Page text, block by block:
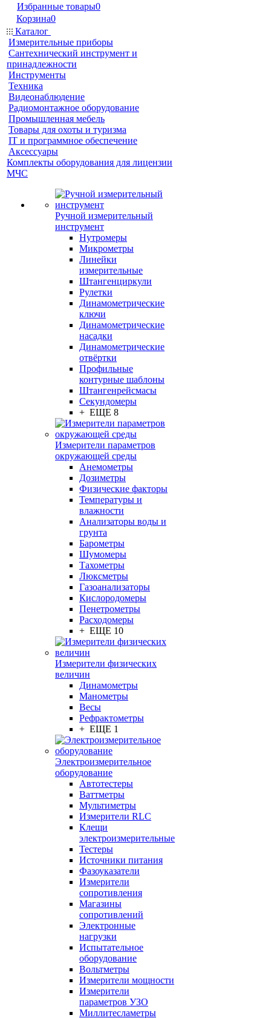
Избранные товары0
Корзина0
Каталог
Измерительные приборы
Сантехнический инструмент и
принадлежности
Инструменты
Техника
Видеонаблюдение
Радиомонтажное оборудование
Промышленная мебель
Товары для охоты и туризма
IT и программное обеспечение
Аксессуары
Комплекты оборудования для лицензии
МЧС
Ручной измерительный
инструмент
Нутромеры
Микрометры
Линейки
измерительные
Штангенциркули
Рулетки
Динамометрические
ключи
Динамометрические
насадки
Динамометрические
отвёртки
Профильные
контурные шаблоны
Штангенрейсмасы
Секундомеры
+ ЕЩЕ 8
Измерители параметров
окружающей среды
Анемометры
Дозиметры
Физические факторы
Температуры и
влажности
Анализаторы воды и
грунта
Барометры
Шумомеры
Тахометры
Люксметры
Газоанализаторы
Кислородомеры
Пенетрометры
Расходомеры
+ ЕЩЕ 10
Измерители физических
величин
Динамометры
Манометры
Весы
Рефрактометры
+ ЕЩЕ 1
Электроизмерительное
оборудование
Автотестеры
Ваттметры
Мультиметры
Измерители RLC
Клещи
электроизмерительные
Тестеры
Источники питания
Фазоуказатели
Измерители
сопротивления
Магазины
сопротивлений
Электронные
нагрузки
Испытательное
оборудование
Вольтметры
Измерители мощности
Измерители
параметров УЗО
Миллитесламетры